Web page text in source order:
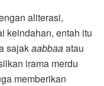
aliterasi,
keindahan, entah itu
sajakaabbaaatau
irama merdu
memberikan